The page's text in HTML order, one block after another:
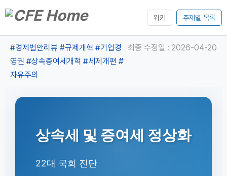
위키 주제별 목록
#경제법안리뷰 #규제개혁 #기업경
영권 #상속증여세개혁 #세제개편 #
자유주의
최종 수정일 : 2026-04-20
상속세 및 증여세 정상화
22대 국회 진단